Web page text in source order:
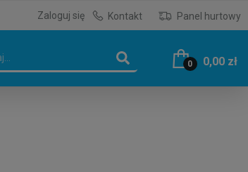
Zaloguj się Kontakt Panel hurtowy
0 0,00 zł